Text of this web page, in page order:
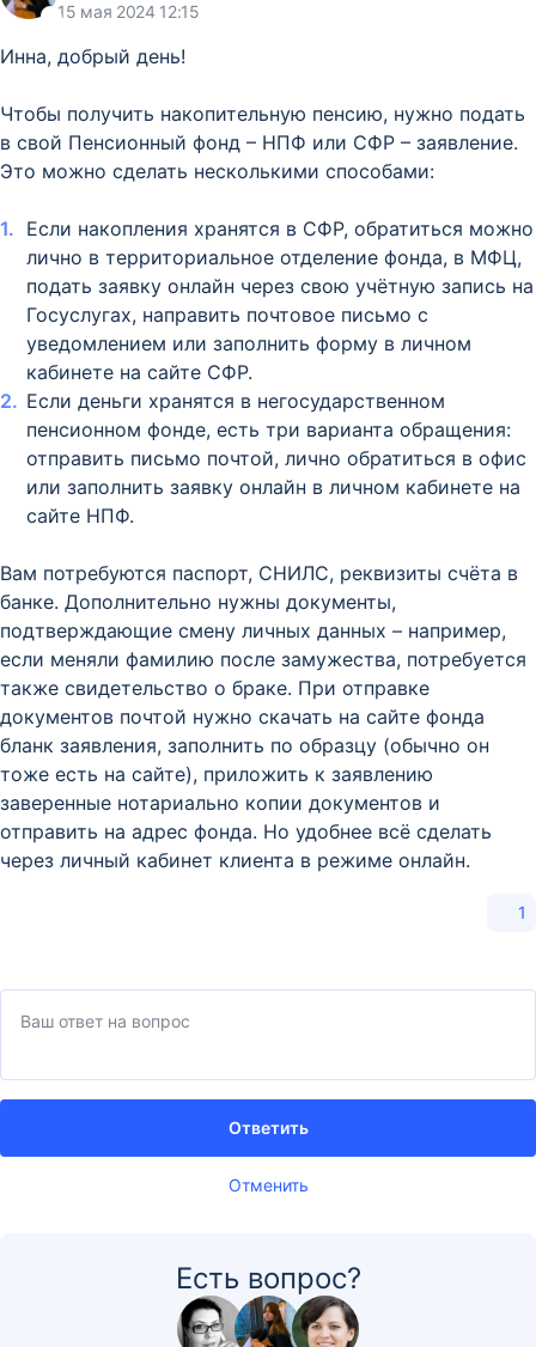
15 мая 2024 12:15
Инна, добрый день!
Чтобы получить накопительную пенсию, нужно подать
в свой Пенсионный фонд – НПФ или СФР – заявление.
Это можно сделать несколькими способами:
Если накопления хранятся в СФР, обратиться можно
лично в территориальное отделение фонда, в МФЦ,
подать заявку онлайн через свою учётную запись на
Госуслугах, направить почтовое письмо с
уведомлением или заполнить форму в личном
кабинете на сайте СФР.
Если деньги хранятся в негосударственном
пенсионном фонде, есть три варианта обращения:
отправить письмо почтой, лично обратиться в офис
или заполнить заявку онлайн в личном кабинете на
сайте НПФ.
Вам потребуются паспорт, СНИЛС, реквизиты счёта в
банке. Дополнительно нужны документы,
подтверждающие смену личных данных – например,
если меняли фамилию после замужества, потребуется
также свидетельство о браке. При отправке
документов почтой нужно скачать на сайте фонда
бланк заявления, заполнить по образцу (обычно он
тоже есть на сайте), приложить к заявлению
заверенные нотариально копии документов и
отправить на адрес фонда. Но удобнее всё сделать
через личный кабинет клиента в режиме онлайн.
1
Отменить
Ответить
Есть вопрос?